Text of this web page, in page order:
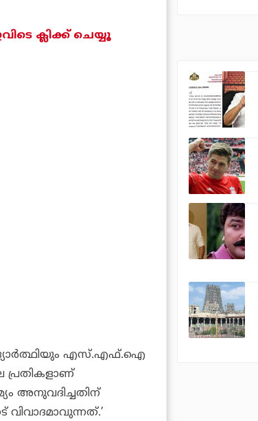
ക്ലിക്ക് ചെയ്യൂ
എസ്.എഫ്.ഐ
പ്രതികളാണ്
അനുവദിച്ചതിന്
വിവാദമാവുന്നത്.’